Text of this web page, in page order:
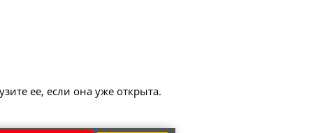
ее, если она уже открыта.